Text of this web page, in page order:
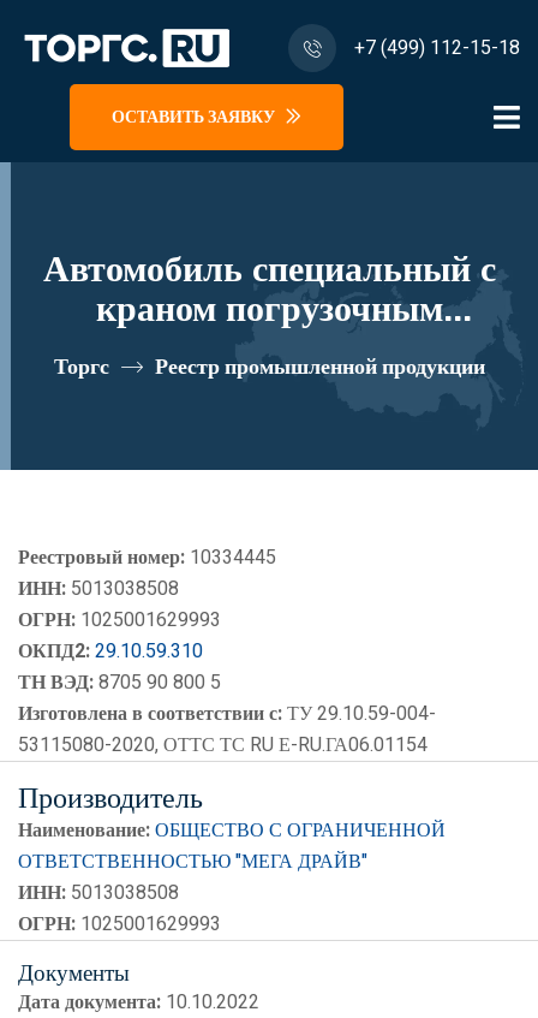
+7 (499) 112-15-18
ОСТАВИТЬ ЗАЯВКУ
Автомобиль специальный с
краном погрузочным
гидравлическим типа КМА на
базе УРАЛ 4320, 5557 и его
реестровый номер 10334445
Торгс Реестр промышленной продукции
Реестровый номер: 10334445
ИНН: 5013038508
ОГРН: 1025001629993
ОКПД2:29.10.59.310
ТН ВЭД:8705 90 800 5
Изготовлена в соответствии с:ТУ 29.10.59-004-
53115080-2020, ОТТС ТС RU Е-RU.ГА06.01154
Производитель
Наименование:ОБЩЕСТВО С ОГРАНИЧЕННОЙ
ОТВЕТСТВЕННОСТЬЮ "МЕГА ДРАЙВ"
ИНН: 5013038508
ОГРН: 1025001629993
Документы
Дата документа: 10.10.2022